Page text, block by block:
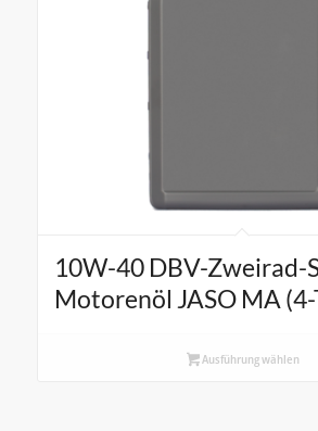
10W-40 DBV-Zweirad-
Motorenöl JASO MA
Ausführung wählen